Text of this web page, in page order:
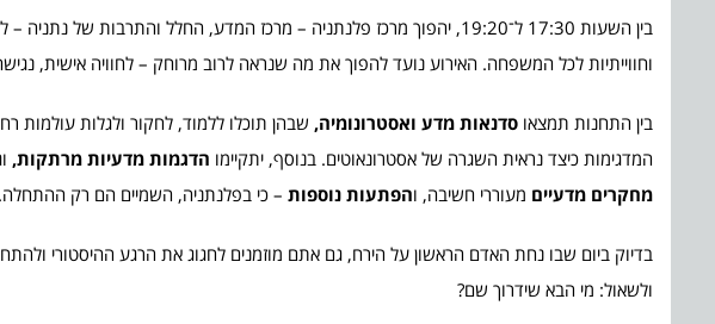
בין השעות 17:30 ל־19:20, יהפוך מרכז פלנתניה – מרכז המדע, החלל
וחווייתיות לכל המשפחה. האירוע נועד להפוך את מה שנראה לרוב מרוחק – לחוויה אישית,
בין התחנות תמצאו סדנאות מדע ואסטרונומיה, שבהן תוכלו ללמוד, לחקור ולגלות עולמות
המדגימות כיצד נראית השגרה של אסטרונאוטים. בנוסף, יתקיימו הדגמות מדעיות מרתקות,
מחקרים מדעיים מעוררי חשיבה, והפתעות נוספות – כי בפלנתניה, השמיים הם רק ההתחלה.
בדיוק ביום שבו נחת האדם הראשון על הירח, גם אתם מוזמנים לחגוג את הרגע ההיסטורי
ולשאול: מי הבא שידרוך שם?